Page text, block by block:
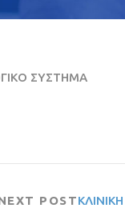
ΣΥΣΤΗΜΑ
POST